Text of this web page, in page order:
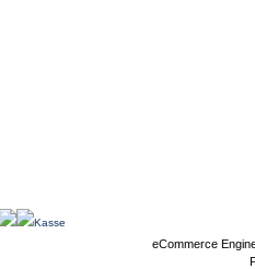
Kasse
eCommerce